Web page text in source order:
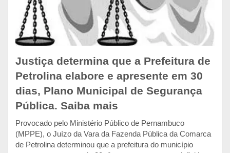
Justiça determina que a Prefeitura de
Petrolina elabore e apresente em 30
dias, Plano Municipal de Segurança
Pública. Saiba mais
Provocado pelo Ministério Público de Pernambuco
(MPPE), o Juízo da Vara da Fazenda Pública da Comarca
de Petrolina determinou que a prefeitura do município